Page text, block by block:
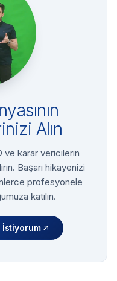
Alın
ve karar vericilerin
Başarı hikayenizi
profesyonele
katılın.
İstiyorum